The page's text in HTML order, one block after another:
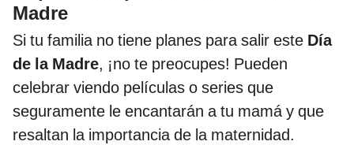
Madre
Si tu familia no tiene planes para salir este Día
de la Madre, ¡no te preocupes! Pueden
celebrar viendo películas o series que
seguramente le encantarán a tu mamá y que
resaltan la importancia de la maternidad.